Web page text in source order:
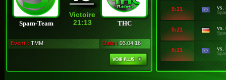
Spam-Team
Victoire
21:13
THC
Event : TMM Date : 03.04.16
5:21 vs.
5:21 vs.
0:21 vs.